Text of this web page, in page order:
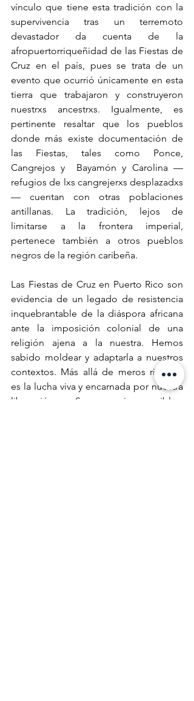
vínculo que tiene esta tradición con la
supervivencia tras un terremoto
devastador da cuenta de la
afropuertorriqueñidad de las Fiestas de
Cruz en el país, pues se trata de un
evento que ocurrió únicamente en esta
tierra que trabajaron y construyeron
nuestrxs ancestrxs. Igualmente, es
pertinente resaltar que los pueblos
donde más existe documentación de
las Fiestas, tales como Ponce,
Cangrejos y  Bayamón y Carolina —
refugios de lxs cangrejerxs desplazadxs
— cuentan con otras poblaciones
antillanas. La tradición, lejos de
limitarse a la frontera imperial,
pertenece también a otros pueblos
negros de la región caribeña.
Las Fiestas de Cruz en Puerto Rico son
evidencia de un legado de resistencia
inquebrantable de la diáspora africana
ante la imposición colonial de una
religión ajena a la nuestra. Hemos
sabido moldear y adaptarla a nuestros
contextos. Más allá de meros rituales,
es la lucha viva y encarnada por nuestra
liberación. Somos incorregibles,